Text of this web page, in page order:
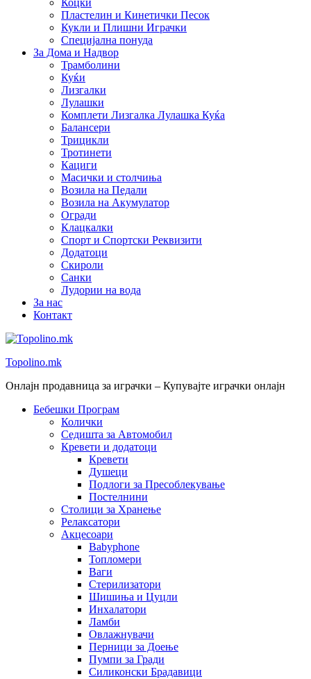
Коцки
Пластелин и Кинетички Песок
Кукли и Плишни Играчки
Специјална понуда
За Дома и Надвор
Трамболини
Куќи
Лизгалки
Лулашки
Комплети Лизгалка Лулашка Куќа
Балансери
Трицикли
Тротинети
Кациги
Mасички и столчиња
Возила на Педали
Возила на Акумулатор
Огради
Клацкалки
Спорт и Спортски Реквизити
Додатоци
Скироли
Санки
Лудории на вода
За нас
Контакт
Topolino.mk
Онлајн продавница за играчки – Купувајте играчки онлајн
Бебешки Програм
Колички
Седишта за Автомобил
Кревети и додатоци
Кревети
Душеци
Подлоги за Пресоблекување
Постелнини
Столици за Хранење
Релаксатори
Акцесоари
Babyphone
Топломери
Ваги
Стерилизатори
Шишиња и Цуцли
Инхалатори
Ламби
Овлажнувачи
Перници за Доење
Пумпи за Гради
Силиконски Брадавици